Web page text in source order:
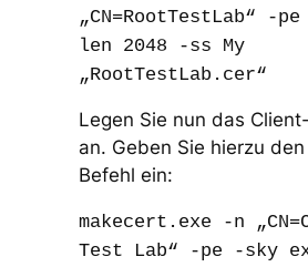
„CN=RootTestLab“ -
len 2048 -ss My
„RootTestLab.cer“
Legen Sie nun das
an. Geben Sie hierzu
Befehl ein:
makecert.exe -n
Test Lab“ -pe -sky